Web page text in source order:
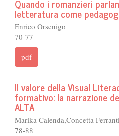
Quando i romanzieri
letteratura come
Enrico Orsenigo
70-77
pdf
Il valore della Visual
formativo: la narrazione
ALTA
Marika Calenda,Concetta
78-88